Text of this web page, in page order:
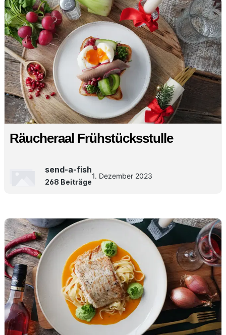
Räucheraal Frühstücksstulle
send-a-fish
268 Beiträge
1. Dezember 2023